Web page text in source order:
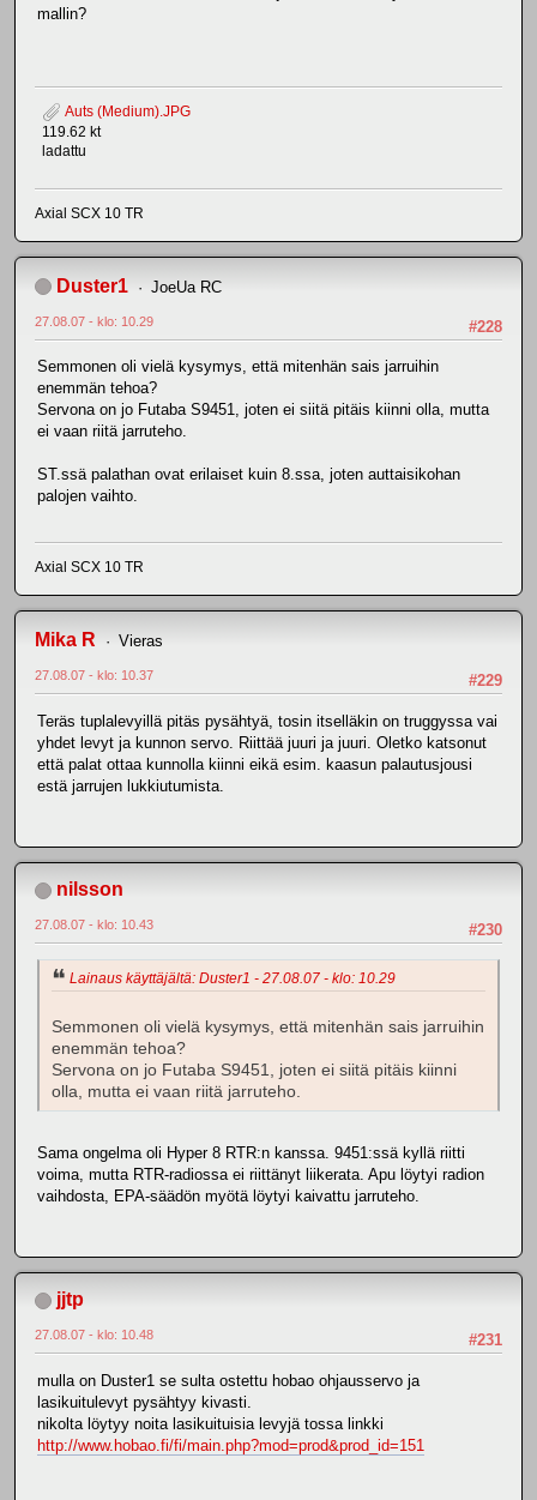
mallin?
Auts (Medium).JPG
119.62 kt
ladattu
Axial SCX 10 TR
Duster1 JoeUa RC
#228
27.08.07 - klo: 10.29
Semmonen oli vielä kysymys, että mitenhän sais jarruihin
enemmän tehoa?
Servona on jo Futaba S9451, joten ei siitä pitäis kiinni olla, mutta
ei vaan riitä jarruteho.
ST.ssä palathan ovat erilaiset kuin 8.ssa, joten auttaisikohan
palojen vaihto.
Axial SCX 10 TR
Mika R Vieras
#229
27.08.07 - klo: 10.37
Teräs tuplalevyillä pitäs pysähtyä, tosin itselläkin on truggyssa vai
yhdet levyt ja kunnon servo. Riittää juuri ja juuri. Oletko katsonut
että palat ottaa kunnolla kiinni eikä esim. kaasun palautusjousi
estä jarrujen lukkiutumista.
nilsson
#230
27.08.07 - klo: 10.43
Lainaus käyttäjältä: Duster1 - 27.08.07 - klo: 10.29
Semmonen oli vielä kysymys, että mitenhän sais jarruihin
enemmän tehoa?
Servona on jo Futaba S9451, joten ei siitä pitäis kiinni
olla, mutta ei vaan riitä jarruteho.
Sama ongelma oli Hyper 8 RTR:n kanssa. 9451:ssä kyllä riitti
voima, mutta RTR-radiossa ei riittänyt liikerata. Apu löytyi radion
vaihdosta, EPA-säädön myötä löytyi kaivattu jarruteho.
jjtp
#231
27.08.07 - klo: 10.48
mulla on Duster1 se sulta ostettu hobao ohjausservo ja
lasikuitulevyt pysähtyy kivasti.
nikolta löytyy noita lasikuituisia levyjä tossa linkki
http://www.hobao.fi/fi/main.php?mod=prod&prod_id=151